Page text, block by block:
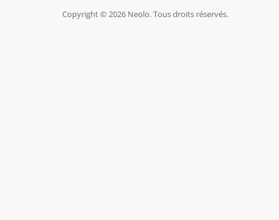
Copyright © 2026 Neolo. Tous droits réservés.